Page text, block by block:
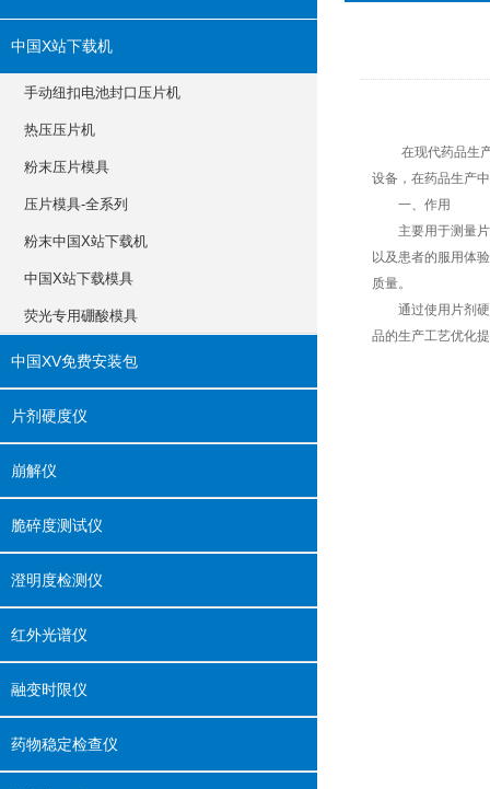
中国X站下载机
手动纽扣电池封口压片机
热压压片机
粉末压片模具
压片模具-全系列
粉末中国X站下载机
中国X站下载模具
荧光专用硼酸模具
中国XV免费安装包
片剂硬度仪
崩解仪
脆碎度测试仪
澄明度检测仪
红外光谱仪
融变时限仪
药物稳定检查仪
在现代药品生产过
设备，在药品生
一、作用
主要用于测量片剂
以及患者的服用体验
质量。
通过使用片剂硬度
品的生产工艺优化提